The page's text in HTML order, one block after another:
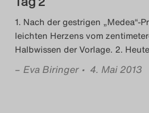
1. Nach der gestrigen „Medea“-
leichten Herzens vom
Halbwissen der Vorlage. 2.
– Eva Biringer • 4. Mai 2013